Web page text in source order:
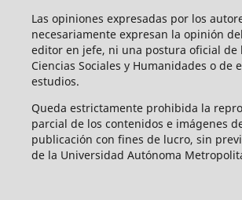
Las opiniones expresadas por los
necesariamente expresan la opinión
editor en jefe, ni una postura oficial de
Ciencias Sociales y Humanidades o de
estudios.
Queda estrictamente prohibida la
parcial de los contenidos e imágenes
publicación con fines de lucro, sin
de la Universidad Autónoma